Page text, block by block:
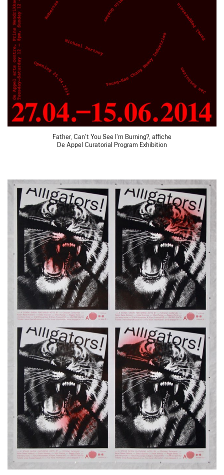
Father, Can't You See I'm Burning?, affiche
De Appel Curatorial Program Exhibition